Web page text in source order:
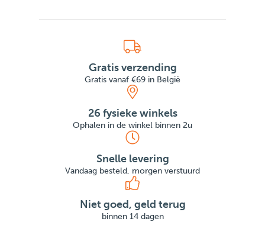
Gratis verzending
Gratis vanaf €69 in België
26 fysieke winkels
Ophalen in de winkel binnen 2u
Snelle levering
Vandaag besteld, morgen verstuurd
Niet goed, geld terug
binnen 14 dagen